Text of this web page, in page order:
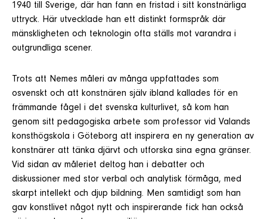
1940 till Sverige, där han fann en fristad i sitt konstnärliga
uttryck. Här utvecklade han ett distinkt formspråk där
mänskligheten och teknologin ofta ställs mot varandra i
outgrundliga scener.
Trots att Nemes måleri av många uppfattades som
osvenskt och att konstnären själv ibland kallades för en
främmande fågel i det svenska kulturlivet, så kom han
genom sitt pedagogiska arbete som professor vid Valands
konsthögskola i Göteborg att inspirera en ny generation av
konstnärer att tänka djärvt och utforska sina egna gränser.
Vid sidan av måleriet deltog han i debatter och
diskussioner med stor verbal och analytisk förmåga, med
skarpt intellekt och djup bildning. Men samtidigt som han
gav konstlivet något nytt och inspirerande fick han också